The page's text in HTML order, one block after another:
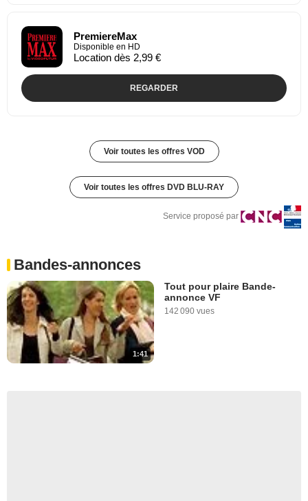
PremiereMax
Disponible en HD
Location dès 2,99 €
REGARDER
Voir toutes les offres VOD
Voir toutes les offres DVD BLU-RAY
Service proposé par
Bandes-annonces
1:41
Tout pour plaire Bande-
annonce VF
142 090 vues